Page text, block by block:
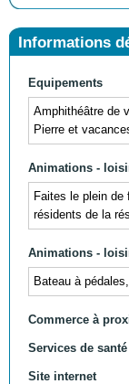
Informations
Equipements
Amphithéâtre de
Pierre et
Animations -
Faites le plein de
résidents de la
Animations -
Bateau à
Commerce à
Services de
Site internet